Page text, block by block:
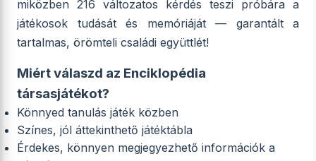
miközben 216 változatos kérdés teszi próbára a
játékosok tudását és memóriáját — garantált a
tartalmas, örömteli családi együttlét!
Miért válaszd az Enciklopédia
társasjátékot?
Könnyed tanulás játék közben
Színes, jól áttekinthető játéktábla
Érdekes, könnyen megjegyezhető információk a